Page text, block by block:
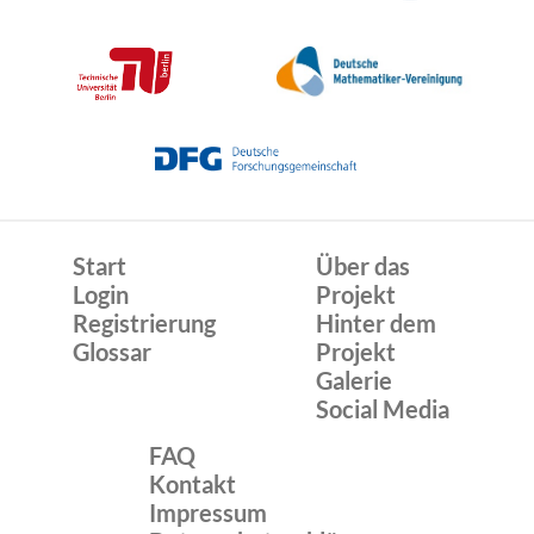
Start
Login
Registrierung
Glossar
Über das
Projekt
Hinter dem
Projekt
Galerie
Social Media
FAQ
Kontakt
Impressum